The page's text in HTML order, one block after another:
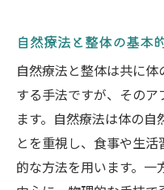
ローチ
安全性重視派へ整
整体と自然療
ト
安心して選べ
整体と自然療
自然療法と整体の基本
自然療法と整体は共に
する手法ですが、その
ます。自然療法は体の
とを重視し、食事や生
的な方法を用います。